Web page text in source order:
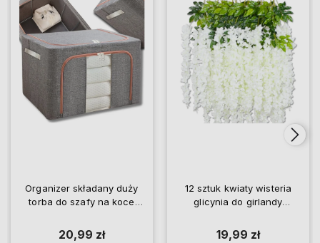
Organizer składany duży
torba do szafy na koce
20,99 zł
12 sztuk kwiaty wisteria
glicynia do girlandy
19,99 zł